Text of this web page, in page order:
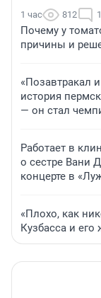
1 час 812 1
Почему у
причины и
«Позавтракал
история
— он стал
Работает в
о сестре Вани
концерте в
«Плохо, как
Кузбасса и его